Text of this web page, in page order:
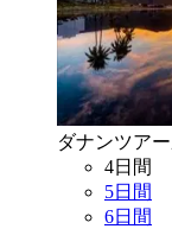
ダナンツアー
4日間
5日間
6日間